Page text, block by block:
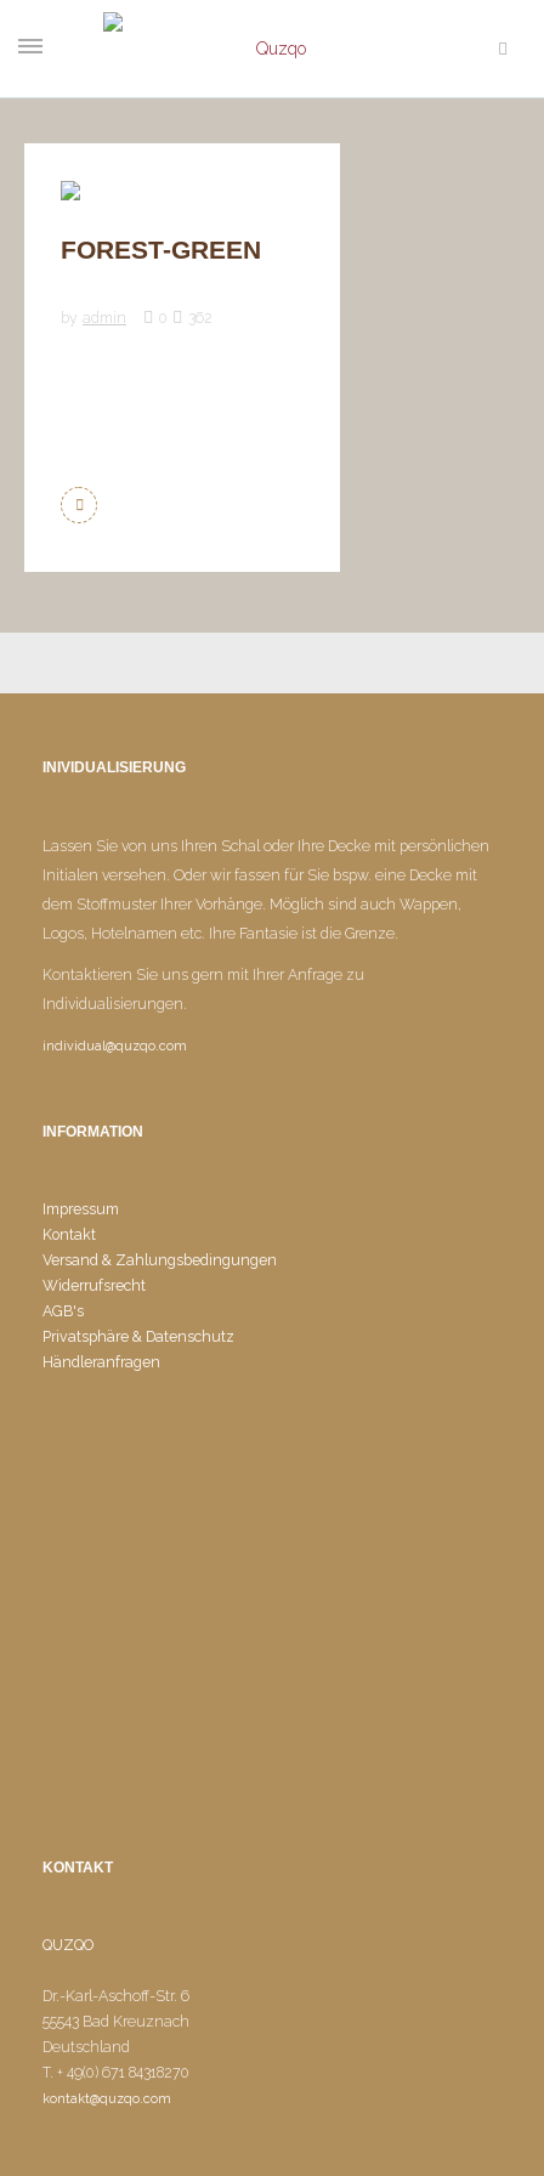
FOREST-GREEN
by admin 0 362
INIVIDUALISIERUNG
Lassen Sie von uns Ihren Schal oder Ihre Decke mit persönlichen
Initialen versehen. Oder wir fassen für Sie bspw. eine Decke mit
dem Stoffmuster Ihrer Vorhänge. Möglich sind auch Wappen,
Logos, Hotelnamen etc. Ihre Fantasie ist die Grenze.
Kontaktieren Sie uns gern mit Ihrer Anfrage zu
Individualisierungen.
individual@quzqo.com
INFORMATION
Impressum
Kontakt
Versand & Zahlungsbedingungen
Widerrufsrecht
AGB's
Privatsphäre & Datenschutz
Händleranfragen
KONTAKT
QUZQO
Dr.-Karl-Aschoff-Str. 6
55543 Bad Kreuznach
Deutschland
T. + 49(0) 671 84318270
kontakt@quzqo.com